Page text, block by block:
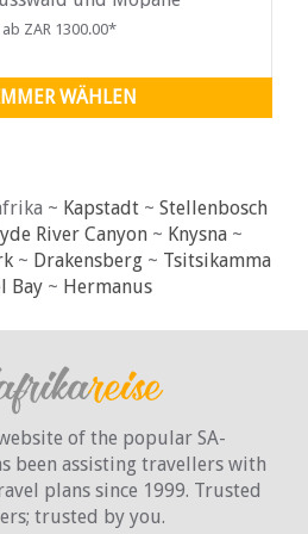
eine große
ZAR 1300.00*
WÄHLEN
~ Kapstadt ~ Stellenbosch
River Canyon ~ Knysna ~
~ Drakensberg~ Tsitsikamma
Bay~ Hermanus
of the popular SA-
been assisting travellers with
plans since 1999. Trusted
trusted by you.